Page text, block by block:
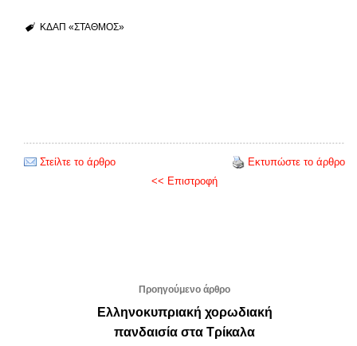
ΚΔΑΠ «ΣΤΑΘΜΟΣ»
Στείλτε το άρθρο
Εκτυπώστε το άρθρο
<< Επιστροφή
Προηγούμενο άρθρο
Ελληνοκυπριακή χορωδιακή
πανδαισία στα Τρίκαλα